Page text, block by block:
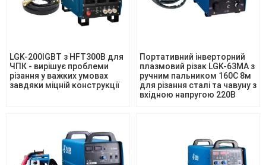
LGK-200IGBT з HFT300B для
ЧПК - вирішує проблеми
різання у важких умовах
завдяки міцній конструкції
Портативний інверторний
плазмовий різак LGK-63MA з
ручним пальником 160C 8м
для різання сталі та чавуну з
вхідною напругою 220В